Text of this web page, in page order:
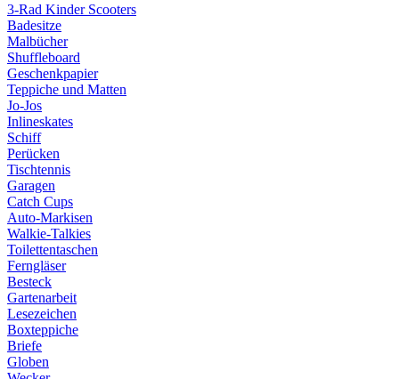
3-Rad Kinder Scooters
Badesitze
Malbücher
Shuffleboard
Geschenkpapier
Teppiche und Matten
Jo-Jos
Inlineskates
Schiff
Perücken
Tischtennis
Garagen
Catch Cups
Auto-Markisen
Walkie-Talkies
Toilettentaschen
Ferngläser
Besteck
Gartenarbeit
Lesezeichen
Boxteppiche
Briefe
Globen